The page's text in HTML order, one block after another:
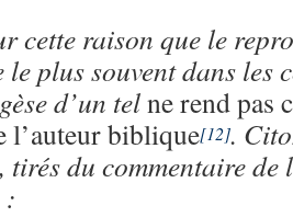
cette raison que le
le plus souvent dans les
d’un telne rend pas
l’auteur biblique[12].
tirés du commentaire de
: